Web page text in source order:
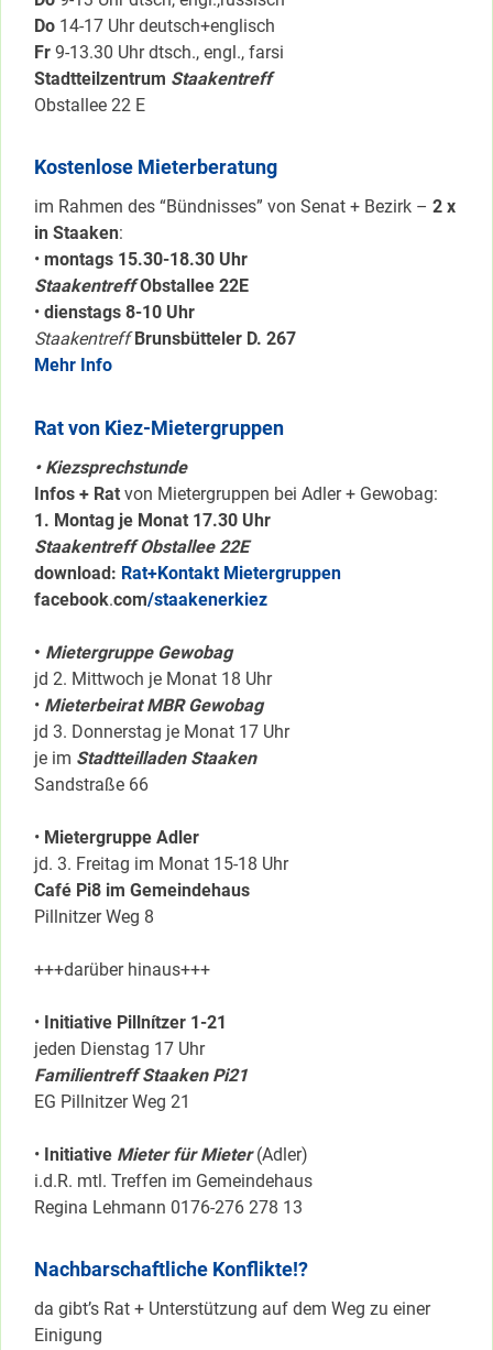
Do 14-17 Uhr deutsch+englisch
Fr 9-13.30 Uhr dtsch., engl., farsi
Stadtteilzentrum Staakentreff
Obstallee 22 E
Kostenlose Mieterberatung
im Rahmen des “Bündnisses” von Senat + Bezirk – 2 x
in Staaken:
• montags 15.30-18.30 Uhr
Staakentreff Obstallee 22E
• dienstags 8-10 Uhr
Staakentreff Brunsbütteler D. 267
Mehr Info
Rat von Kiez-Mietergruppen
• Kiezsprechstunde
Infos + Rat von Mietergruppen bei Adler + Gewobag:
1. Montag je Monat 17.30 Uhr
Staakentreff Obstallee 22E
download: Rat+Kontakt Mietergruppen
facebook.com/staakenerkiez
• Mietergruppe Gewobag
jd 2. Mittwoch je Monat 18 Uhr
• Mieterbeirat MBR Gewobag
jd 3. Donnerstag je Monat 17 Uhr
je im Stadtteilladen Staaken
Sandstraße 66
• Mietergruppe Adler
jd. 3. Freitag im Monat 15-18 Uhr
Café Pi8 im Gemeindehaus
Pillnitzer Weg 8
+++darüber hinaus+++
• Initiative Pillnítzer 1-21
jeden Dienstag 17 Uhr
Familientreff Staaken Pi21
EG Pillnitzer Weg 21
• Initiative Mieter für Mieter(Adler)
i.d.R. mtl. Treffen im Gemeindehaus
Regina Lehmann 0176-276 278 13
Nachbarschaftliche Konflikte!?
da gibt’s Rat + Unterstützung auf dem Weg zu einer
Einigung